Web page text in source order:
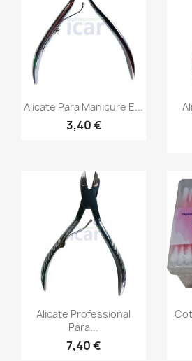
Alicate Para Manicure E...
3,40 €
Alicate Professional
Para...
7,40 €